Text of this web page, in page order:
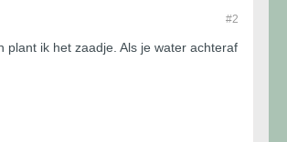
#2
ik het zaadje. Als je water achteraf